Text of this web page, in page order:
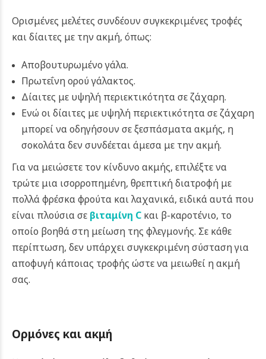
Ορισμένες μελέτες συνδέουν συγκεκριμένες τροφές
και δίαιτες με την ακμή, όπως:
Αποβουτυρωμένο γάλα.
Πρωτεΐνη ορού γάλακτος.
Δίαιτες με υψηλή περιεκτικότητα σε ζάχαρη.
Ενώ οι δίαιτες με υψηλή περιεκτικότητα σε ζάχαρη
μπορεί να οδηγήσουν σε ξεσπάσματα ακμής, η
σοκολάτα δεν συνδέεται άμεσα με την ακμή.
Για να μειώσετε τον κίνδυνο ακμής, επιλέξτε να
τρώτε μια ισορροπημένη, θρεπτική διατροφή με
πολλά φρέσκα φρούτα και λαχανικά, ειδικά αυτά που
είναι πλούσια σε βιταμίνη C και β-καροτένιο, το
οποίο βοηθά στη μείωση της φλεγμονής. Σε κάθε
περίπτωση, δεν υπάρχει συγκεκριμένη σύσταση για
αποφυγή κάποιας τροφής ώστε να μειωθεί η ακμή
σας.
Ορμόνες και ακμή